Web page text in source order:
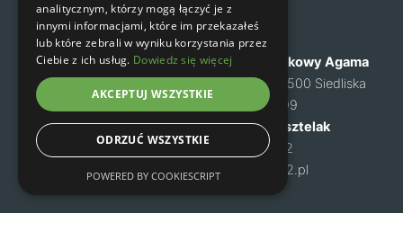
Nawigacja
O nas
Cennik
Zapisy na zajęcia
Kontakt
Regulamin
Polityka prywatności
Kontakt
Klub Wspinaczkowy Agama
ul. Mysia 6, 05-500 Siedliska
NIP: 1231460699
Małgorzata Kusztelak
tel. 502 637 072
m-kusztelak@o2.pl
analitycznym, którzy mogą łączyć je z
innymi informacjami, które im przekazałeś
lub które zebrali w wyniku korzystania przez
Ciebie z ich usług. Dowiedz się więcej
AKCEPTUJ WSZYSTKIE
ODRZUĆ WSZYSTKIE
POWERED BY COOKIESCRIPT